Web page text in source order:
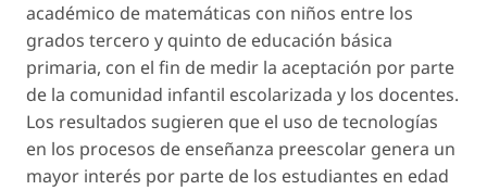
académico de matemáticas con niños entre los
grados tercero y quinto de educación básica
primaria, con el fin de medir la aceptación por parte
de la comunidad infantil escolarizada y los docentes.
Los resultados sugieren que el uso de tecnologías
en los procesos de enseñanza preescolar genera un
mayor interés por parte de los estudiantes en edad